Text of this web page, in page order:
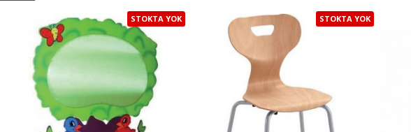
STOKTA YOK STOKTA YOK